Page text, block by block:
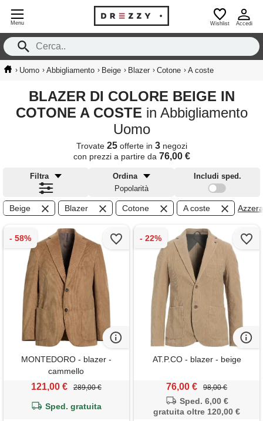
Menu Wishlist Accedi
› Uomo › Abbigliamento › Beige › Blazer › Cotone › A coste
BLAZER DI COLORE BEIGE IN
COTONE A COSTE in Abbigliamento
Uomo
Trovate 25offerte in 3negozi
con prezzi a partire da 76,00 €
Filtra
Ordina
Popolarità
Includi sped.
Beige Blazer Cotone A coste
MONTEDORO - blazer -
cammello
121,00 € 289,00 €
Sped. gratuita
AT.P.CO - blazer - beige
76,00 € 98,00 €
Sped. 6,00 €
gratuita oltre 120,00 €